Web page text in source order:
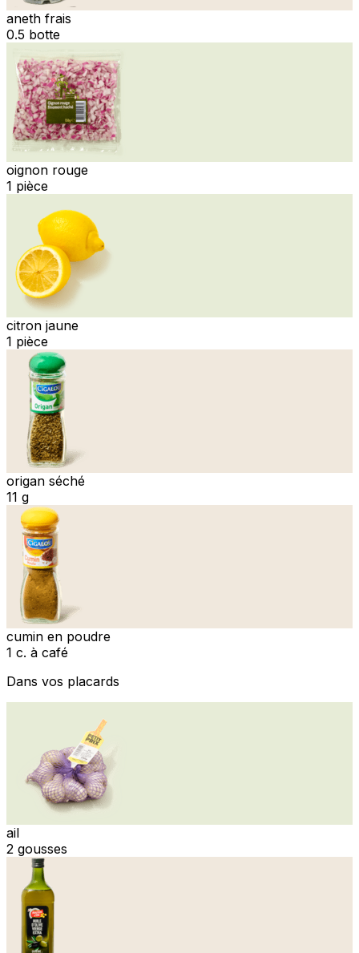
aneth frais
0.5 botte
oignon rouge
1 pièce
citron jaune
1 pièce
origan séché
11 g
cumin en poudre
1 c. à café
Dans vos placards
ail
2 gousses